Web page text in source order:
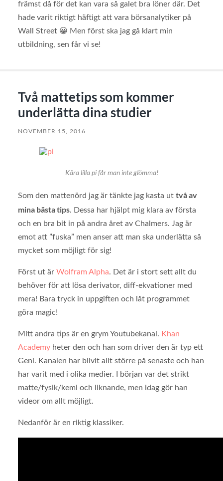
främst då för det kan vara så galet bra löner där. Det
hade varit riktigt häftigt att vara börsanalytiker på
Wall Street 😀 Men först ska jag gå klart min
utbildning, sen får vi se!
Två mattetips som kommer
underlätta dina studier
NOVEMBER 15, 2016
Kära lilla pi får man inte glömma!
Som den mattenörd jag är tänkte jag kasta ut två av
mina bästa tips. Dessa har hjälpt mig klara av första
och en bra bit in på andra året av Chalmers. Jag är
emot att ”fuska” men anser att man ska underlätta så
mycket som möjligt för sig!
Först ut är Wolfram Alpha. Det är i stort sett allt du
behöver för att lösa derivator, diff-ekvationer med
mera! Bara tryck in uppgiften och låt programmet
göra magic!
Mitt andra tips är en grym Youtubekanal. Khan
Academyheter den och han som driver den är typ ett
Geni. Kanalen har blivit allt större på senaste och han
har varit med i olika medier. I början var det strikt
matte/fysik/kemi och liknande, men idag gör han
videor om allt möjligt.
Nedanför är en riktig klassiker.